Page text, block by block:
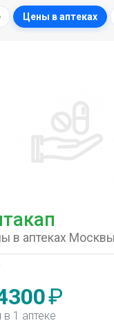
Цены в аптеках
в аптеках Москвы
₽
в 1 аптеке